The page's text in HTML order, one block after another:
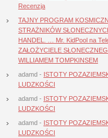
Recenzja
TAJNY PROGRAM
STRAŻNIKÓW
HANDEL. … Mr. KidPool na
ZAŁOŻYCIELE
WILLIAMEM TOMPKINSEM
adamd - ISTOTY
LUDZKOŚCI
adamd - ISTOTY
LUDZKOŚCI
adamd - ISTOTY
LUDZKOŚCI